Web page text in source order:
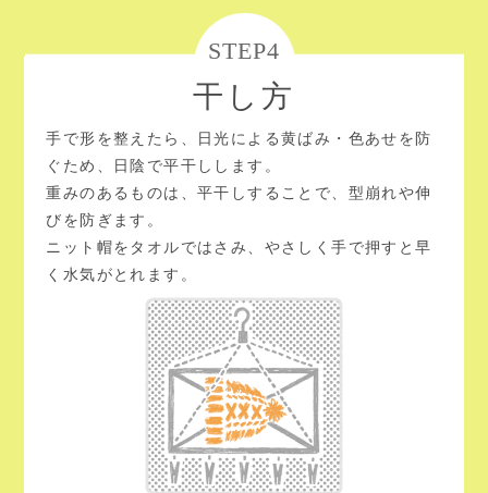
STEP4
干し方
手で形を整えたら、日光による黄ばみ・色あせを防
ぐため、日陰で平干しします。
重みのあるものは、平干しすることで、型崩れや伸
びを防ぎます。
ニット帽をタオルではさみ、やさしく手で押すと早
く水気がとれます。